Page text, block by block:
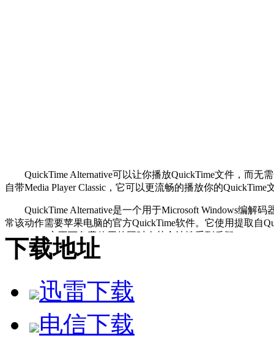
QuickTime Alternative可以让你播放QuickTime文件，而无
自带Media Player Classic，它可以更流畅的播放你的QuickTime
QuickTime Alternative是一个用于Microsoft Windows编解码
常该动作需要苹果电脑的官方QuickTime软件。它使用提取自
QuickTime亦不可免费使用的同时令其合法性受到质疑。
下载地址
迅雷下载
电信下载